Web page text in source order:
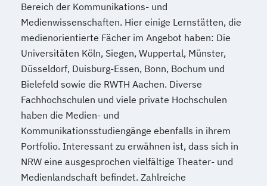
Bereich der Kommunikations- und
Medienwissenschaften. Hier einige Lernstätten, die
medienorientierte Fächer im Angebot haben: Die
Universitäten Köln, Siegen, Wuppertal, Münster,
Düsseldorf, Duisburg-Essen, Bonn, Bochum und
Bielefeld sowie die RWTH Aachen. Diverse
Fachhochschulen und viele private Hochschulen
haben die Medien- und
Kommunikationsstudiengänge ebenfalls in ihrem
Portfolio. Interessant zu erwähnen ist, dass sich in
NRW eine ausgesprochen vielfältige Theater- und
Medienlandschaft befindet. Zahlreiche